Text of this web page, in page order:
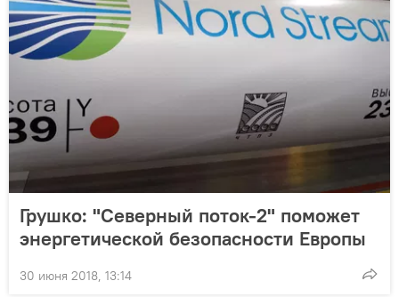
Грушко: "Северный поток-2" поможет
энергетической безопасности Европы
30 июня 2018, 13:14